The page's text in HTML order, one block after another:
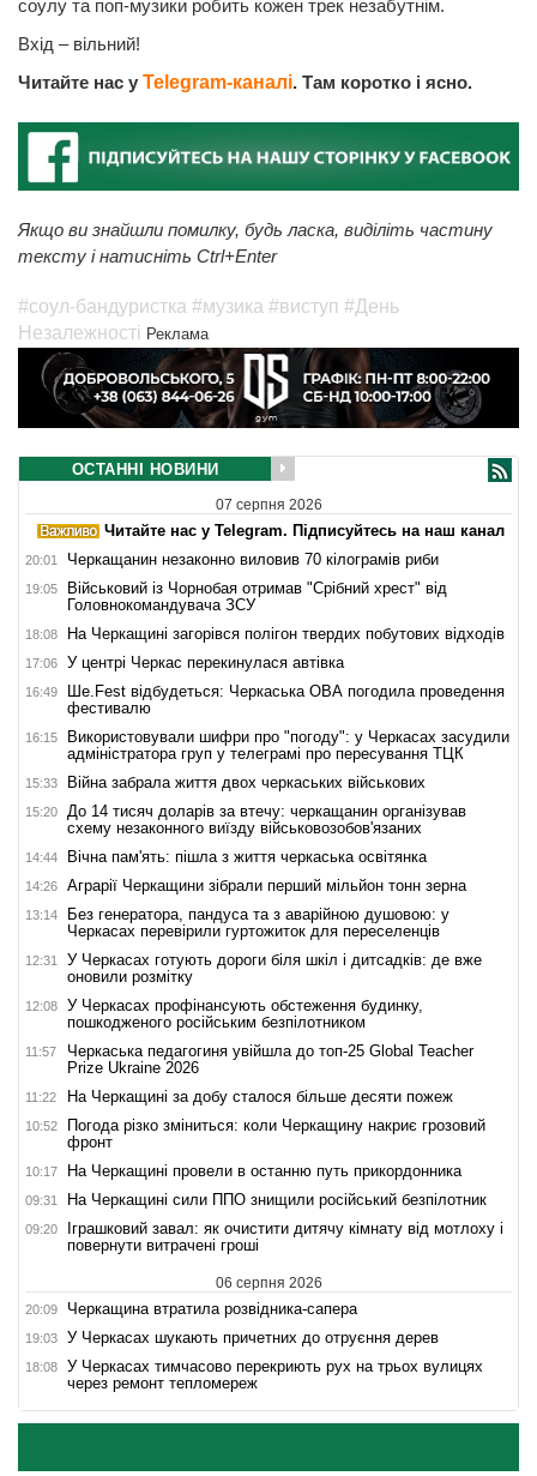
соулу та поп-музики робить кожен трек незабутнім.
Вхід – вільний!
Читайте нас у Telegram-каналі. Там коротко і ясно.
Якщо ви знайшли помилку, будь ласка, виділіть частину
тексту і натисніть Ctrl+Enter
#соул-бандуристка #музика #виступ #День
Незалежності Реклама
ОСТАННІ НОВИНИ
07 серпня 2026
Читайте нас у Telegram. Підписуйтесь на наш канал
20:01 Черкащанин незаконно виловив 70 кілограмів риби
19:05
Військовий із Чорнобая отримав "Срібний хрест" від
Головнокомандувача ЗСУ
18:08 На Черкащині загорівся полігон твердих побутових відходів
17:06 У центрі Черкас перекинулася автівка
16:49
Ше.Fest відбудеться: Черкаська ОВА погодила проведення
фестивалю
16:15
Використовували шифри про "погоду": у Черкасах засудили
адміністратора груп у телеграмі про пересування ТЦК
15:33 Війна забрала життя двох черкаських військових
15:20
До 14 тисяч доларів за втечу: черкащанин організував
схему незаконного виїзду військовозобов'язаних
14:44 Вічна пам'ять: пішла з життя черкаська освітянка
14:26 Аграрії Черкащини зібрали перший мільйон тонн зерна
13:14
Без генератора, пандуса та з аварійною душовою: у
Черкасах перевірили гуртожиток для переселенців
12:31
У Черкасах готують дороги біля шкіл і дитсадків: де вже
оновили розмітку
12:08
У Черкасах профінансують обстеження будинку,
пошкодженого російським безпілотником
11:57
Черкаська педагогиня увійшла до топ-25 Global Teacher
Prize Ukraine 2026
11:22 На Черкащині за добу сталося більше десяти пожеж
10:52
Погода різко зміниться: коли Черкащину накриє грозовий
фронт
10:17 На Черкащині провели в останню путь прикордонника
09:31 На Черкащині сили ППО знищили російський безпілотник
09:20
Іграшковий завал: як очистити дитячу кімнату від мотлоху і
повернути витрачені гроші
06 серпня 2026
20:09 Черкащина втратила розвідника-сапера
19:03 У Черкасах шукають причетних до отруєння дерев
18:08
У Черкасах тимчасово перекриють рух на трьох вулицях
через ремонт тепломереж